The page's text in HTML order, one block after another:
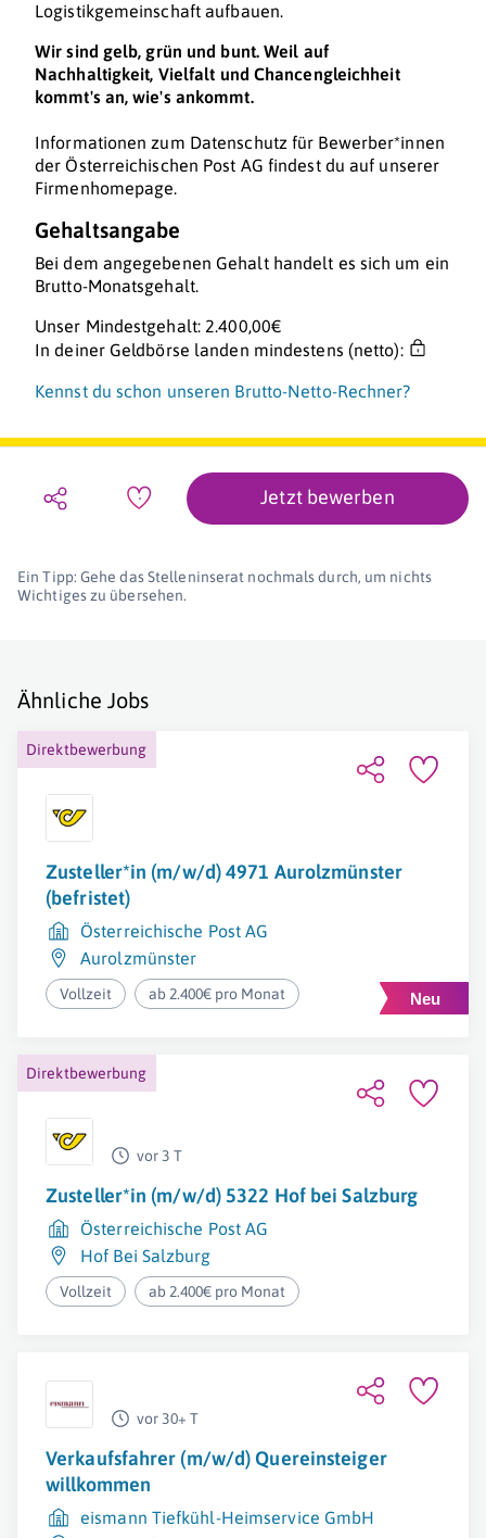
Logistikgemeinschaft aufbauen.
Wir sind gelb, grün und bunt. Weil auf
Nachhaltigkeit, Vielfalt und Chancengleichheit
kommt's an, wie's ankommt.
Informationen zum Datenschutz für Bewerber*innen
der Österreichischen Post AG findest du auf unserer
Firmenhomepage.
Gehaltsangabe
Bei dem angegebenen Gehalt handelt es sich um ein
Brutto-Monatsgehalt.
Unser Mindestgehalt: 2.400,00€
In deiner Geldbörse landen mindestens (netto):
Kennst du schon unseren Brutto-Netto-Rechner?
Jetzt bewerben
Ein Tipp: Gehe das Stelleninserat nochmals durch, um nichts
Wichtiges zu übersehen.
Ähnliche Jobs
Direktbewerbung
Zusteller*in (m/w/d) 4971 Aurolzmünster
(befristet)
Österreichische Post AG
Aurolzmünster
Vollzeit ab 2.400€ pro Monat
Direktbewerbung
vor 3 T
Zusteller*in (m/w/d) 5322 Hof bei Salzburg
Österreichische Post AG
Hof Bei Salzburg
Vollzeit ab 2.400€ pro Monat
vor 30+ T
Verkaufsfahrer (m/w/d) Quereinsteiger
willkommen
eismann Tiefkühl-Heimservice GmbH